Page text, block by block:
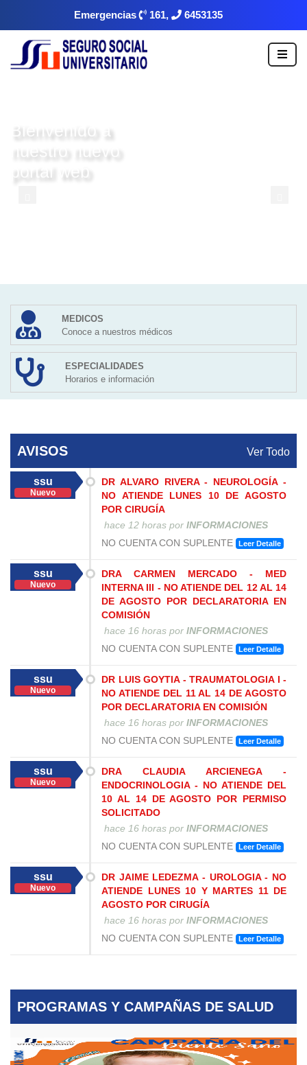
Emergencias 161, 6453135
nuestro nuevo
portal web
MEDICOS
Conoce a nuestros médicos
ESPECIALIDADES
Horarios e información
AVISOS Ver Todo
ssu
Nuevo
DR ALVARO RIVERA - NEUROLOGÍA -
NO ATIENDE LUNES 10 DE AGOSTO
POR CIRUGÍA
hace 12 horaspor INFORMACIONES
NO CUENTA CON SUPLENTE
Leer Detalle
ssu
Nuevo
DRA CARMEN MERCADO - MED
INTERNA III - NO ATIENDE DEL 12 AL 14
DE AGOSTO POR DECLARATORIA EN
COMISIÓN
hace 16 horaspor INFORMACIONES
NO CUENTA CON SUPLENTE
Leer Detalle
ssu
Nuevo
DR LUIS GOYTIA - TRAUMATOLOGIA I -
NO ATIENDE DEL 11 AL 14 DE AGOSTO
POR DECLARATORIA EN COMISIÓN
hace 16 horaspor INFORMACIONES
NO CUENTA CON SUPLENTE
Leer Detalle
ssu
Nuevo
DRA CLAUDIA ARCIENEGA -
ENDOCRINOLOGIA - NO ATIENDE DEL
10 AL 14 DE AGOSTO POR PERMISO
SOLICITADO
hace 16 horaspor INFORMACIONES
NO CUENTA CON SUPLENTE
Leer Detalle
ssu
Nuevo
DR JAIME LEDEZMA - UROLOGIA - NO
ATIENDE LUNES 10 Y MARTES 11 DE
AGOSTO POR CIRUGÍA
hace 16 horaspor INFORMACIONES
NO CUENTA CON SUPLENTE
Leer Detalle
PROGRAMAS Y CAMPAÑAS DE SALUD